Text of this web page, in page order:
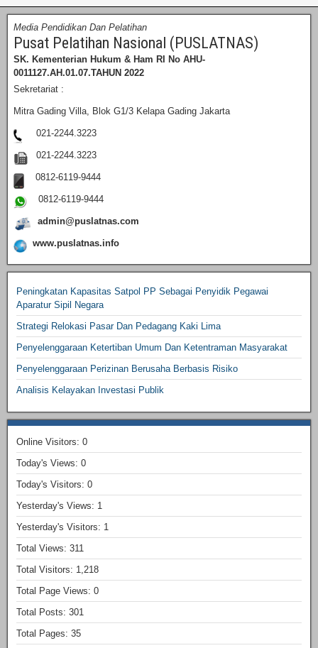
Media Pendidikan Dan Pelatihan
Pusat Pelatihan Nasional (PUSLATNAS)
SK. Kementerian Hukum & Ham RI
No AHU-
0011127.AH.01.07.TAHUN 2022
Sekretariat :
Mitra Gading Villa, Blok G1/3 Kelapa Gading Jakarta
021-2244.3223
021-2244.3223
0812-6119-9444
0812-6119-9444
admin@puslatnas.com
www.puslatnas.info
Peningkatan Kapasitas Satpol PP Sebagai Penyidik Pegawai
Aparatur Sipil Negara
Strategi Relokasi Pasar Dan Pedagang Kaki Lima
Penyelenggaraan Ketertiban Umum Dan Ketentraman Masyarakat
Penyelenggaraan Perizinan Berusaha Berbasis Risiko
Analisis Kelayakan Investasi Publik
Online Visitors: 0
Today's Views: 0
Today's Visitors: 0
Yesterday's Views: 1
Yesterday's Visitors: 1
Total Views: 311
Total Visitors: 1,218
Total Page Views: 0
Total Posts: 301
Total Pages: 35